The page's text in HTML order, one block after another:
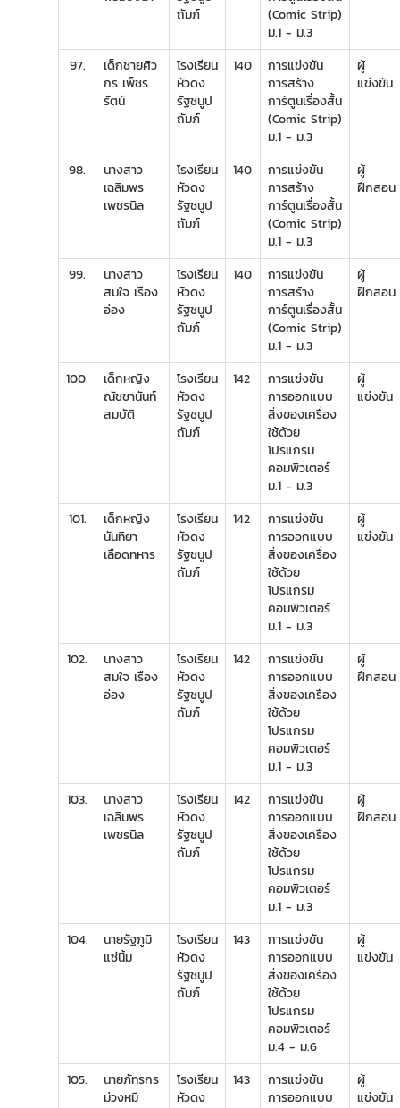
ถัมภ์
(Comic Strip)
ม.1 - ม.3
97.
เด็กชายศิว
กร เพ็ชร
รัตน์
โรงเรียน
หัวดง
รัฐชนูป
ถัมภ์
140
การแข่งขัน
การสร้าง
การ์ตูนเรื่องสั้น
(Comic Strip)
ม.1 - ม.3
ผู้
แข่งขัน
98.
นางสาว
เฉลิมพร
เพชรนิล
โรงเรียน
หัวดง
รัฐชนูป
ถัมภ์
140
การแข่งขัน
การสร้าง
การ์ตูนเรื่องสั้น
(Comic Strip)
ม.1 - ม.3
ผู้
ฝึกสอน
99.
นางสาว
สมใจ เรือง
อ่อง
โรงเรียน
หัวดง
รัฐชนูป
ถัมภ์
140
การแข่งขัน
การสร้าง
การ์ตูนเรื่องสั้น
(Comic Strip)
ม.1 - ม.3
ผู้
ฝึกสอน
100.
เด็กหญิง
ณัชชานันท์
สมบัติ
โรงเรียน
หัวดง
รัฐชนูป
ถัมภ์
142
การแข่งขัน
การออกแบบ
สิ่งของเครื่อง
ใช้ด้วย
โปรแกรม
คอมพิวเตอร์
ม.1 - ม.3
ผู้
แข่งขัน
101.
เด็กหญิง
นันทิยา
เลือดทหาร
โรงเรียน
หัวดง
รัฐชนูป
ถัมภ์
142
การแข่งขัน
การออกแบบ
สิ่งของเครื่อง
ใช้ด้วย
โปรแกรม
คอมพิวเตอร์
ม.1 - ม.3
ผู้
แข่งขัน
102.
นางสาว
สมใจ เรือง
อ่อง
โรงเรียน
หัวดง
รัฐชนูป
ถัมภ์
142
การแข่งขัน
การออกแบบ
สิ่งของเครื่อง
ใช้ด้วย
โปรแกรม
คอมพิวเตอร์
ม.1 - ม.3
ผู้
ฝึกสอน
103.
นางสาว
เฉลิมพร
เพชรนิล
โรงเรียน
หัวดง
รัฐชนูป
ถัมภ์
142
การแข่งขัน
การออกแบบ
สิ่งของเครื่อง
ใช้ด้วย
โปรแกรม
คอมพิวเตอร์
ม.1 - ม.3
ผู้
ฝึกสอน
104.
นายรัฐภูมิ
แซ่นิ้ม
โรงเรียน
หัวดง
รัฐชนูป
ถัมภ์
143
การแข่งขัน
การออกแบบ
สิ่งของเครื่อง
ใช้ด้วย
โปรแกรม
คอมพิวเตอร์
ม.4 - ม.6
ผู้
แข่งขัน
105.
นายภัทรกร
ม่วงหมี
โรงเรียน
หัวดง
143
การแข่งขัน
การออกแบบ
ผู้
แข่งขัน